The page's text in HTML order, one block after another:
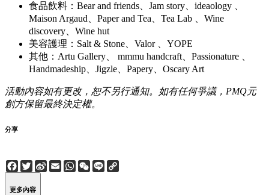
食品飲料：Bear and friends、Jam story、ideaology 、
Maison Argaud、Paper and Tea、Tea Lab 、Wine
discovery、Wine hut
美容護理：Salt & Stone、Valor 、YOPE
其他：Artu Gallery、 mmmu handcraft、Passionature 、
Handmadeship、Jigzle、Papery、Oscary Art
活動內容如有更改，恕不另行通知。如有任何爭議，PMQ元
創方保留最終決定權。
分享
Facebook
Twitter
Sina
Weibo
EmailWhatsApp
WeChat
Line
更多內容